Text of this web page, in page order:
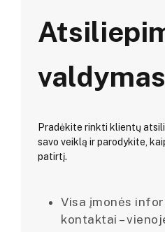
valdymas
Pradėkite rinkti klientų
savo veiklą ir parodykite,
patirtį.
Visa įmonės
kontaktai –